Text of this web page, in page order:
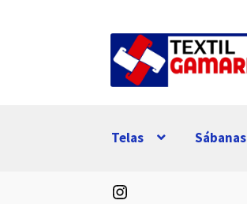
a
al
contenido
Telas Sábanas
Instagram